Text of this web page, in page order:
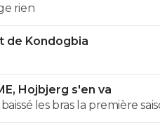
rien
de Kondogbia
Hojbjerg s'en va
les bras la première
match etait en dessus.